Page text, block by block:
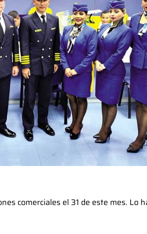
comerciales el 31 de este mes. Lo